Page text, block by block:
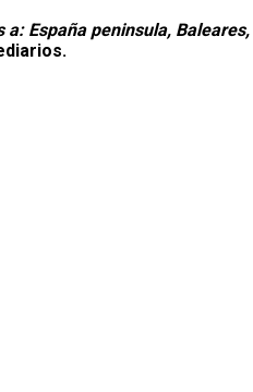
a: España peninsula,